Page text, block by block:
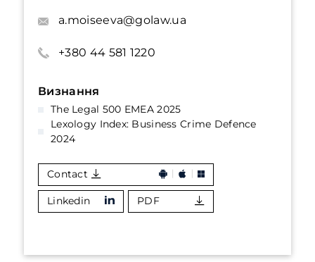
a.moiseeva@golaw.ua
+380 44 581 1220
Визнання
The Legal 500 EMEA 2025
Lexology Index: Business Crime Defence
2024
Contact
Linkedin PDF